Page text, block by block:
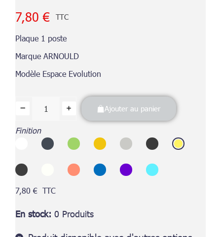
7,80 € TTC
Plaque 1 poste
Marque ARNOULD
Modèle Espace Evolution
Ajouter au panier
Finition
7,80 € TTC
En stock 0 Produits